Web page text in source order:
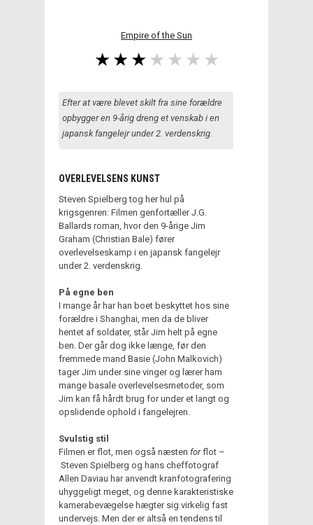
Empire of the Sun
Efter at være blevet skilt fra sine forældre
opbygger en 9-årig dreng et venskab i en
japansk fangelejr under 2. verdenskrig.
OVERLEVELSENS KUNST
Steven Spielberg tog her hul på
krigsgenren: Filmen genfortæller J.G.
Ballards roman, hvor den 9-årige Jim
Graham (Christian Bale) fører
overlevelseskamp i en japansk fangelejr
under 2. verdenskrig.
På egne ben
I mange år har han boet beskyttet hos sine
forældre i Shanghai, men da de bliver
hentet af soldater, står Jim helt på egne
ben. Der går dog ikke længe, før den
fremmede mand Basie (John Malkovich)
tager Jim under sine vinger og lærer ham
mange basale overlevelsesmetoder, som
Jim kan få hårdt brug for under et langt og
opslidende ophold i fangelejren.
Svulstig stil
Filmen er flot, men også næsten forflot –
Steven Spielberg og hans cheffotograf
Allen Daviau har anvendt kranfotografering
uhyggeligt meget, og denne karakteristiske
kamerabevægelse hægter sig virkelig fast
undervejs. Men der er altså en tendens til